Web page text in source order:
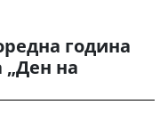
година
на